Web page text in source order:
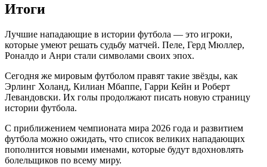
Итоги
Лучшие нападающие в истории футбола — это игроки,
которые умеют решать судьбу матчей. Пеле, Герд Мюллер,
Роналдо и Анри стали символами своих эпох.
Сегодня же мировым футболом правят такие звёзды, как
Эрлинг Холанд, Килиан Мбаппе, Гарри Кейн и Роберт
Левандовски. Их голы продолжают писать новую страницу
истории футбола.
С приближением чемпионата мира 2026 года и развитием
футбола можно ожидать, что список великих нападающих
пополнится новыми именами, которые будут вдохновлять
болельщиков по всему миру.